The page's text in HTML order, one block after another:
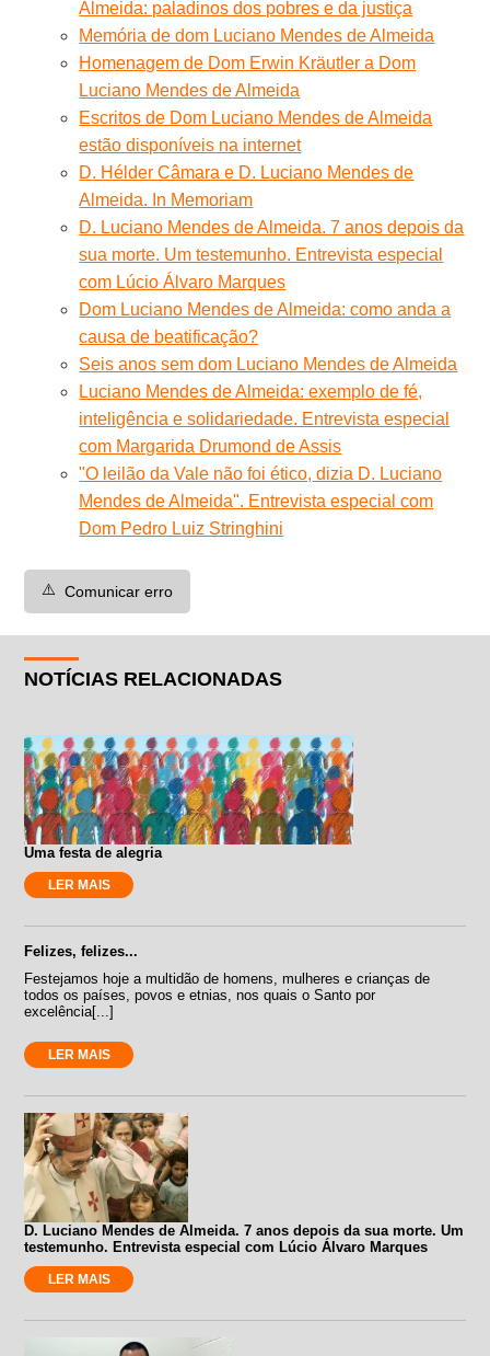
Almeida: paladinos dos pobres e da justiça
Memória de dom Luciano Mendes de Almeida
Homenagem de Dom Erwin Kräutler a Dom
Luciano Mendes de Almeida
Escritos de Dom Luciano Mendes de Almeida
estão disponíveis na internet
D. Hélder Câmara e D. Luciano Mendes de
Almeida. In Memoriam
D. Luciano Mendes de Almeida. 7 anos depois da
sua morte. Um testemunho. Entrevista especial
com Lúcio Álvaro Marques
Dom Luciano Mendes de Almeida: como anda a
causa de beatificação?
Seis anos sem dom Luciano Mendes de Almeida
Luciano Mendes de Almeida: exemplo de fé,
inteligência e solidariedade. Entrevista especial
com Margarida Drumond de Assis
"O leilão da Vale não foi ético, dizia D. Luciano
Mendes de Almeida". Entrevista especial com
Dom Pedro Luiz Stringhini
⚠️ Comunicar erro
NOTÍCIAS RELACIONADAS
Uma festa de alegria
LER MAIS
Felizes, felizes...
Festejamos hoje a multidão de homens, mulheres e crianças de
todos os países, povos e etnias, nos quais o Santo por
excelência[...]
LER MAIS
D. Luciano Mendes de Almeida. 7 anos depois da sua morte. Um
testemunho. Entrevista especial com Lúcio Álvaro Marques
LER MAIS